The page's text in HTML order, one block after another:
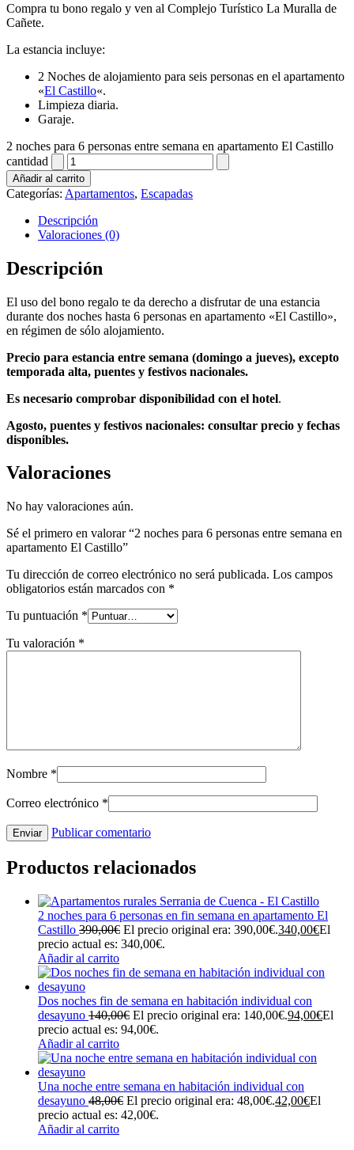
Compra tu bono regalo y ven al Complejo Turístico La Muralla de
Cañete.
La estancia incluye:
2 Noches de alojamiento para seis personas en el apartamento
«El Castillo«.
Limpieza diaria.
Garaje.
2 noches para 6 personas entre semana en apartamento El Castillo
cantidad
Añadir al carrito
Categorías: Apartamentos, Escapadas
Descripción
Valoraciones (0)
Descripción
El uso del bono regalo te da derecho a disfrutar de una estancia
durante dos noches hasta 6 personas en apartamento «El Castillo»,
en régimen de sólo alojamiento.
Precio para estancia entre semana (domingo a jueves), excepto
temporada alta, puentes y festivos nacionales.
Es necesario comprobar disponibilidad con el hotel.
Agosto, puentes y festivos nacionales: consultar precio y fechas
disponibles.
Valoraciones
No hay valoraciones aún.
Sé el primero en valorar “2 noches para 6 personas entre semana en
apartamento El Castillo”
Tu dirección de correo electrónico no será publicada. Los campos
obligatorios están marcados con *
Tu puntuación *
Tu valoración *
Nombre *
Correo electrónico *
Publicar comentario
Productos relacionados
2 noches para 6 personas en fin semana en apartamento El
Castillo 390,00€ El precio original era: 390,00€.340,00€El
precio actual es: 340,00€.
Añadir al carrito
Dos noches fin de semana en habitación individual con
desayuno 140,00€ El precio original era: 140,00€.94,00€El
precio actual es: 94,00€.
Añadir al carrito
Una noche entre semana en habitación individual con
desayuno 48,00€ El precio original era: 48,00€.42,00€El
precio actual es: 42,00€.
Añadir al carrito